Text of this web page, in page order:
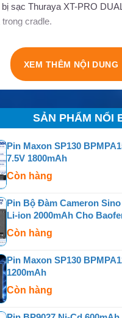
sạc Thuraya XT-PRO
cradle.
XEM THÊM NỘI DUNG
SẢN PHẨM NỔI
Pin Maxon SP130
7.5V 1800mAh
Còn hàng
Pin Bộ Đàm Cameron Sino
Li-ion 2000mAh Cho
MURS, UV-88, RT-85, GM-
P15UV
Còn hàng
Pin Maxon SP130
1200mAh
Còn hàng